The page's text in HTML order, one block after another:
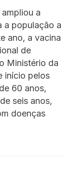
a
a população a
ano, a vacina
de
Ministério da
início pelos
60 anos,
seis anos,
doenças